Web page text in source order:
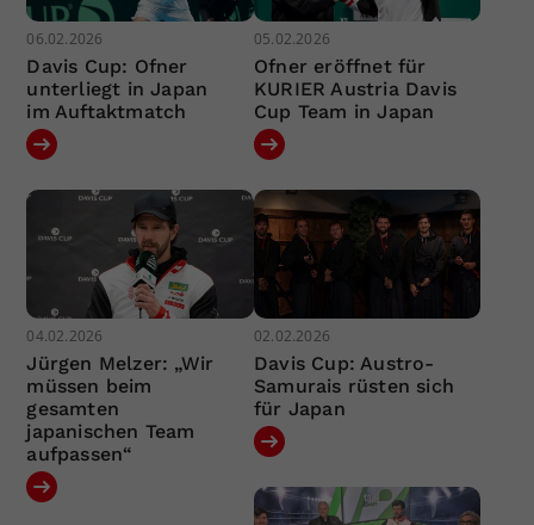
06.02.2026
Davis Cup: Ofner
unterliegt in Japan
im Auftaktmatch
05.02.2026
Ofner eröffnet für
KURIER Austria Davis
Cup Team in Japan
04.02.2026
Jürgen Melzer: „Wir
müssen beim
gesamten
japanischen Team
aufpassen“
02.02.2026
Davis Cup: Austro-
Samurais rüsten sich
für Japan